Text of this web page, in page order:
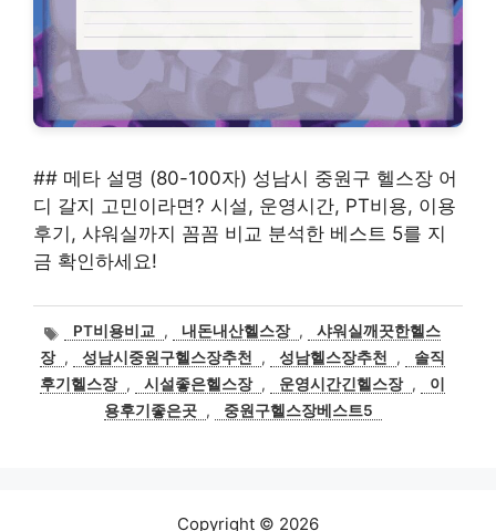
## 메타 설명 (80-100자) 성남시 중원구 헬스장 어
디 갈지 고민이라면? 시설, 운영시간, PT비용, 이용
후기, 샤워실까지 꼼꼼 비교 분석한 베스트 5를 지
금 확인하세요!
태PT비용비교 , 내돈내산헬스장 ,
샤워실깨끗한헬스
장 , 성남시중원구헬스장추천 , 성남헬스장추천 ,
솔직
후기헬스장 , 시설좋은헬스장 , 운영시간긴헬스장 ,
이
용후기좋은곳 , 중원구헬스장베스트5
Copyright © 2026